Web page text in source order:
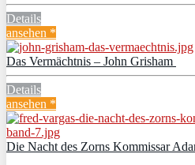
Details
ansehen *
Das Vermächtnis – John Grisham
Details
ansehen *
Die Nacht des Zorns Kommissar